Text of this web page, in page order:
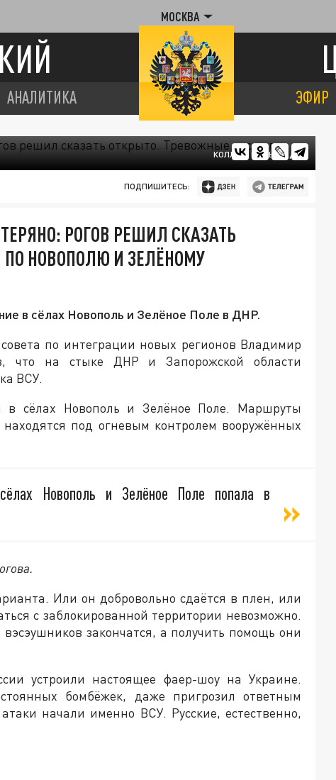
МОСКВА
АНАЛИТИКА ЭФИР
КОЛЛАЖ ЦАРЬГРАДА
ПОДПИШИТЕСЬ:
РОГОВ РЕШИЛ СКАЗАТЬ
НОВОПОЛЮ И ЗЕЛЁНОМУ
в сёлах Новополь и Зелёное Поле в ДНР.
по интеграции новых регионов Владимир
что на стыке ДНР и Запорожской области
ВСУ.
в сёлах Новополь и Зелёное Поле. Маршруты
под огневым контролем вооружённых
Новополь и Зелёное Поле попала в
Или он добровольно сдаётся в плен, или
с заблокированной территории невозможно.
закончатся, а получить помощь они
устроили настоящее фаер-шоу на Украине.
бомбёжек, даже пригрозил ответным
начали именно ВСУ. Русские, естественно,